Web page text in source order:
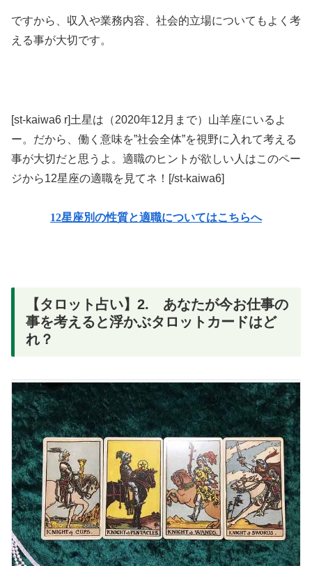
ですから、収入や業務内容、社会的立場についてもよく考
える事が大切です。
[st-kaiwa6 r]土星は（2020年12月まで）山羊座にいるよ
ー。だから、働く意味を”社会全体”を視野に入れて考える
事が大切だと思うよ。適職のヒントが欲しい人はこのペー
ジから12星座の適職を見てネ！[/st-kaiwa6]
12星座別の性質と適職についてはこちらへ
【タロット占い】2. あなたが今お仕事の
事を考えると浮かぶタロットカードはど
れ？